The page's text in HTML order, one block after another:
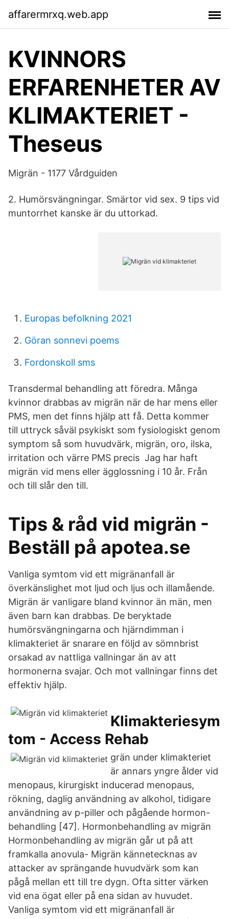
affarermrxq.web.app
KVINNORS
ERFARENHETER AV
KLIMAKTERIET -
Theseus
Migrän - 1177 Vårdguiden
2. Humörsvängningar. Smärtor vid sex. 9 tips vid
muntorrhet kanske är du uttorkad.
Europas befolkning 2021
Göran sonnevi poems
Fordonskoll sms
Transdermal behandling att föredra. Många
kvinnor drabbas av migrän när de har mens eller
PMS, men det finns hjälp att få. Detta kommer
till uttryck såväl psykiskt som fysiologiskt genom
symptom så som huvudvärk, migrän, oro, ilska,
irritation och värre PMS precis Jag har haft
migrän vid mens eller ägglossning i 10 år. Från
och till slår den till.
Tips & råd vid migrän -
Beställ på apotea.se
Vanliga symtom vid ett migränanfall är
överkänslighet mot ljud och ljus och illamående.
Migrän är vanligare bland kvinnor än män, men
även barn kan drabbas. De beryktade
humörsvängningarna och hjärndimman i
klimakteriet är snarare en följd av sömnbrist
orsakad av nattliga vallningar än av att
hormonerna svajar. Och mot vallningar finns det
effektiv hjälp.
Klimakteriesym
tom - Access Rehab
grän under klimakteriet
är annars yngre ålder vid
menopaus, kirurgiskt inducerad menopaus,
rökning, daglig användning av alkohol, tidigare
användning av p-piller och pågående hormon-
behandling [47]. Hormonbehandling av migrän
Hormonbehandling av migrän går ut på att
framkalla anovula- Migrän kännetecknas av
attacker av sprängande huvudvärk som kan
pågå mellan ett till tre dygn. Ofta sitter värken
vid ena ögat eller på ena sidan av huvudet.
Vanliga symtom vid ett migränanfall är